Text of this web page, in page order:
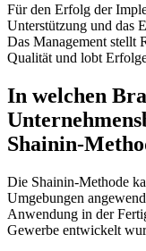
Für den Erfolg der
Unterstützung und das
Das Management stellt
Qualität und lobt
In welchen
Shainin-
Die Shainin-Methode
Umgebungen
Anwendung in der
Gewerbe entwickelt